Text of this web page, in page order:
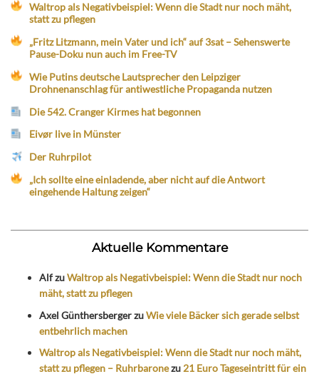
Waltrop als Negativbeispiel: Wenn die Stadt nur noch mäht,
statt zu pflegen
„Fritz Litzmann, mein Vater und ich“ auf 3sat – Sehenswerte
Pause-Doku nun auch im Free-TV
Wie Putins deutsche Lautsprecher den Leipziger
Drohnenanschlag für antiwestliche Propaganda nutzen
Die 542. Cranger Kirmes hat begonnen
Eivør live in Münster
Der Ruhrpilot
„Ich sollte eine einladende, aber nicht auf die Antwort
eingehende Haltung zeigen“
Aktuelle Kommentare
AlfzuWaltrop als Negativbeispiel: Wenn die Stadt nur noch
mäht, statt zu pflegen
Axel GünthersbergerzuWie viele Bäcker sich gerade selbst
entbehrlich machen
Waltrop als Negativbeispiel: Wenn die Stadt nur noch mäht,
statt zu pflegen – Ruhrbaronezu 21 Euro Tageseintritt für ein